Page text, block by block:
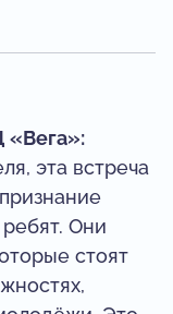
«Вега»:
эта встреча
Они
стоят